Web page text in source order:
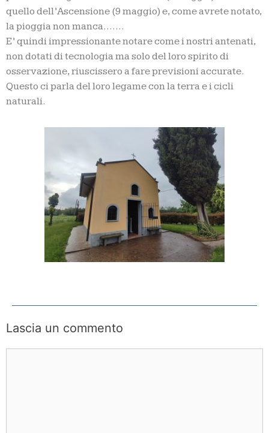
quello dell’Ascensione (9 maggio) e, come avrete notato,
la pioggia non manca…….
E’ quindi impressionante notare come i nostri antenati,
non dotati di tecnologia ma solo del loro spirito di
osservazione, riuscissero a fare previsioni accurate.
Questo ci parla del loro legame con la terra e i cicli
naturali.
Lascia un commento